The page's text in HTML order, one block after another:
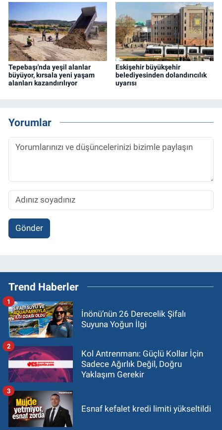
Tepebaşı'nda yeşil alanlar
büyüyor, kırsala yeni yaşam
alanları kazandırılıyor
Eskişehir büyükşehir
belediyesinden dolandırıcılık
uyarısı
Yorumlar
Gönder
Trend Haberler
İnönü’nün 26 Derecelik Şifalı
Suyuna Yoğun İlgi
1
Kol Antrenmanı: Güçlü Kollar İçin
Sadece Ağırlık Değil, Doğru
Yaklaşım Gerekir
2
Esnaf kefalet kredi limiti yükseltildi
3